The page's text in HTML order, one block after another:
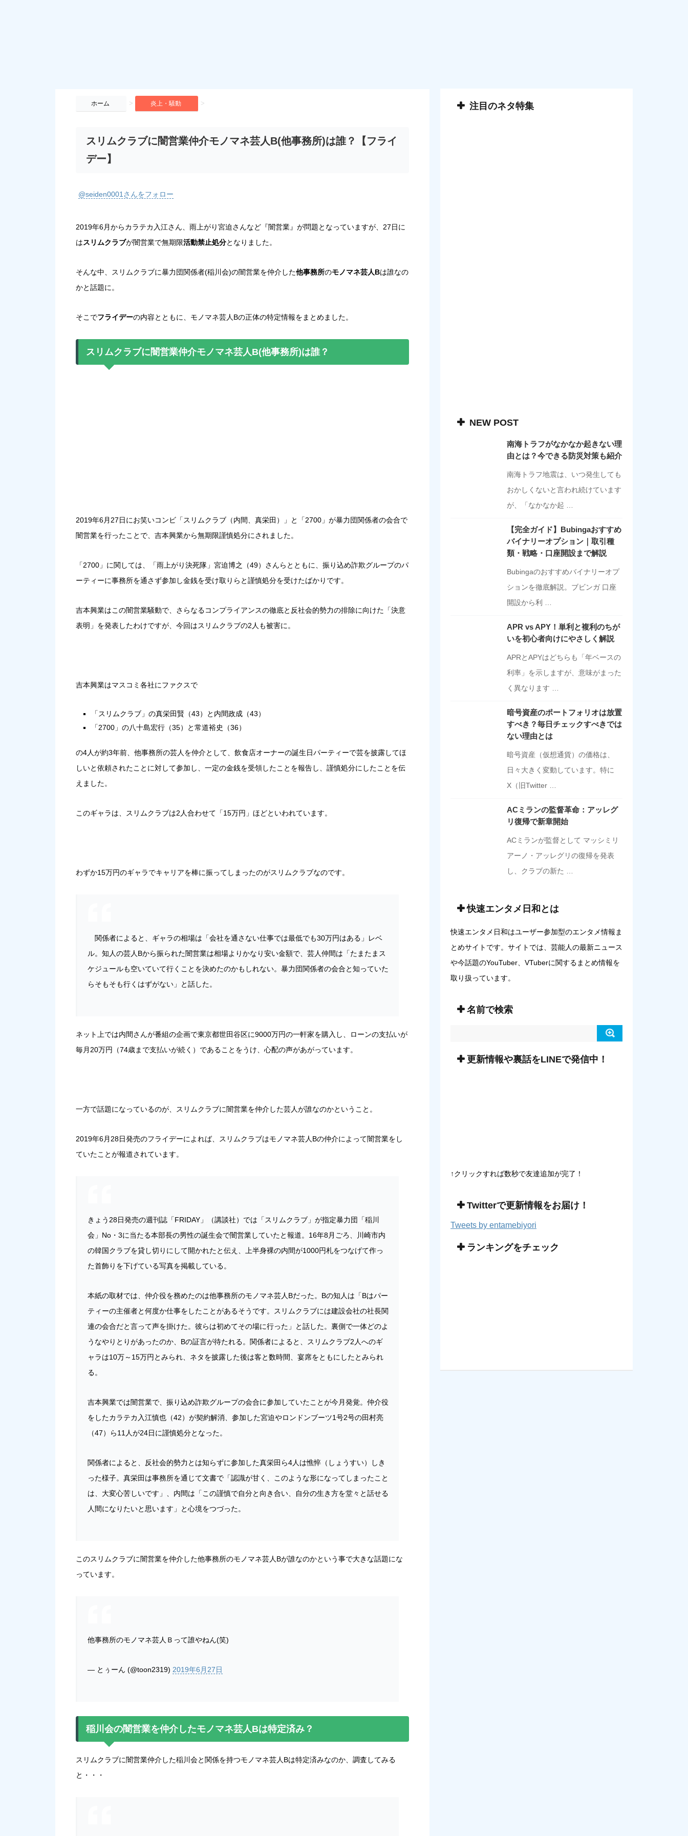
ホーム > 炎上・騒動 >
スリムクラブに闇営業仲介モノマネ芸人B(他事務所)は誰？【フライ
デー】
@seiden0001さんをフォロー
2019年6月からカラテカ入江さん、雨上がり宮迫さんなど『闇営業』が問題となっていますが、27日に
はスリムクラブが闇営業で無期限活動禁止処分となりました。
そんな中、スリムクラブに暴力団関係者(稲川会)の闇営業を仲介した他事務所のモノマネ芸人Bは誰なの
かと話題に。
そこでフライデーの内容とともに、モノマネ芸人Bの正体の特定情報をまとめました。
スリムクラブに闇営業仲介モノマネ芸人B(他事務所)は誰？
2019年6月27日にお笑いコンビ「スリムクラブ（内間、真栄田）」と「2700」が暴力団関係者の会合で
闇営業を行ったことで、吉本興業から無期限謹慎処分にされました。
「2700」に関しては、「雨上がり決死隊」宮迫博之（49）さんらとともに、振り込め詐欺グループのパ
ーティーに事務所を通さず参加し金銭を受け取りらと謹慎処分を受けたばかりです。
吉本興業はこの闇営業騒動で、さらなるコンプライアンスの徹底と反社会的勢力の排除に向けた「決意
表明」を発表したわけですが、今回はスリムクラブの2人も被害に。
吉本興業はマスコミ各社にファクスで
「スリムクラブ」の真栄田賢（43）と内間政成（43）
「2700」の八十島宏行（35）と常道裕史（36）
の4人が約3年前、他事務所の芸人を仲介として、飲食店オーナーの誕生日パーティーで芸を披露してほ
しいと依頼されたことに対して参加し、一定の金銭を受領したことを報告し、謹慎処分にしたことを伝
えました。
このギャラは、スリムクラブは2人合わせて「15万円」ほどといわれています。
わずか15万円のギャラでキャリアを棒に振ってしまったのがスリムクラブなのです。
関係者によると、ギャラの相場は「会社を通さない仕事では最低でも30万円はある」レベ
ル。知人の芸人Bから振られた闇営業は相場よりかなり安い金額で、芸人仲間は「たまたまス
ケジュールも空いていて行くことを決めたのかもしれない。暴力団関係者の会合と知っていた
らそもそも行くはずがない」と話した。
ネット上では内間さんが番組の企画で東京都世田谷区に9000万円の一軒家を購入し、ローンの支払いが
毎月20万円（74歳まで支払いが続く）であることをうけ、心配の声があがっています。
一方で話題になっているのが、スリムクラブに闇営業を仲介した芸人が誰なのかということ。
2019年6月28日発売のフライデーによれば、スリムクラブはモノマネ芸人Bの仲介によって闇営業をし
ていたことが報道されています。
きょう28日発売の週刊誌「FRIDAY」（講談社）では「スリムクラブ」が指定暴力団「稲川
会」No・3に当たる本部長の男性の誕生会で闇営業していたと報道。16年8月ごろ、川崎市内
の韓国クラブを貸し切りにして開かれたと伝え、上半身裸の内間が1000円札をつなげて作っ
た首飾りを下げている写真を掲載している。
本紙の取材では、仲介役を務めたのは他事務所のモノマネ芸人Bだった。Bの知人は「Bはパー
ティーの主催者と何度か仕事をしたことがあるそうです。スリムクラブには建設会社の社長関
連の会合だと言って声を掛けた。彼らは初めてその場に行った」と話した。裏側で一体どのよ
うなやりとりがあったのか、Bの証言が待たれる。関係者によると、スリムクラブ2人へのギ
ャラは10万～15万円とみられ、ネタを披露した後は客と数時間、宴席をともにしたとみられ
る。
吉本興業では闇営業で、振り込め詐欺グループの会合に参加していたことが今月発覚。仲介役
をしたカラテカ入江慎也（42）が契約解消、参加した宮迫やロンドンブーツ1号2号の田村亮
（47）ら11人が24日に謹慎処分となった。
関係者によると、反社会的勢力とは知らずに参加した真栄田ら4人は憔悴（しょうすい）しき
った様子。真栄田は事務所を通じて文書で「認識が甘く、このような形になってしまったこと
は、大変心苦しいです」、内間は「この謹慎で自分と向き合い、自分の生き方を堂々と話せる
人間になりたいと思います」と心境をつづった。
このスリムクラブに闇営業を仲介した他事務所のモノマネ芸人Bが誰なのかという事で大きな話題にな
っています。
他事務所のモノマネ芸人Ｂって誰やねん(笑)
— とぅーん (@toon2319) 2019年6月27日
稲川会の闇営業を仲介したモノマネ芸人Bは特定済み？
スリムクラブに闇営業仲介した稲川会と関係を持つモノマネ芸人Bは特定済みなのか、調査してみる
と・・・
注目のネタ特集
NEW POST
南海トラフがなかなか起きない理
由とは？今できる防災対策も紹介
南海トラフ地震は、いつ発生しても
おかしくないと言われ続けています
が、「なかなか起 …
【完全ガイド】Bubingaおすすめ
バイナリーオプション｜取引種
類・戦略・口座開設まで解説
Bubingaのおすすめバイナリーオプ
ションを徹底解説。ブビンガ 口座
開設から利 …
APR vs APY！単利と複利のちが
いを初心者向けにやさしく解説
APRとAPYはどちらも「年ベースの
利率」を示しますが、意味がまった
く異なります …
暗号資産のポートフォリオは放置
すべき？毎日チェックすべきでは
ない理由とは
暗号資産（仮想通貨）の価格は、
日々大きく変動しています。特に
X（旧Twitter …
ACミランの監督革命：アッレグ
リ復帰で新章開始
ACミランが監督として マッシミリ
アーノ・アッレグリの復帰を発表
し、クラブの新た …
快速エンタメ日和とは
快速エンタメ日和はユーザー参加型のエンタメ情報ま
とめサイトです。サイトでは、芸能人の最新ニュース
や今話題のYouTuber、VTuberに関するまとめ情報を
取り扱っています。
名前で検索
更新情報や裏話をLINEで発信中！
↑クリックすれば数秒で友達追加が完了！
Twitterで更新情報をお届け！
Tweets by entamebiyori
ランキングをチェック